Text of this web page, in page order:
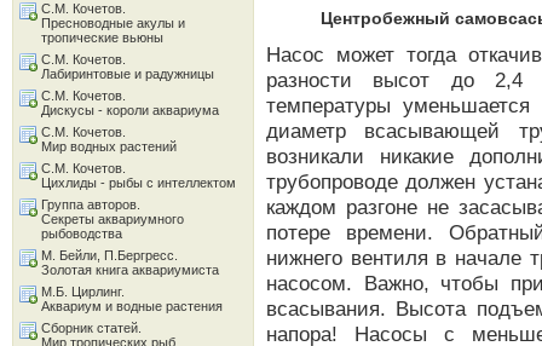
Центробежный
Насос может тогда
разности высот до 2,4
температуры
диаметр всасывающей
возникали никакие
трубопроводе должен
каждом разгоне не
потере времени.
нижнего вентиля в начале
насосом. Важно, чтобы
всасывания. Высота
напора! Насосы с
С.М. Кочетов.
Пресноводные акулы и
тропические вьюны
С.М. Кочетов.
Лабиринтовые и радужницы
С.М. Кочетов.
Дискусы - короли аквариума
С.М. Кочетов.
Мир водных растений
С.М. Кочетов.
Цихлиды - рыбы с интеллектом
Группа авторов.
Секреты аквариумного
рыбоводства
М. Бейли, П.Бергресс.
Золотая книга аквариумиста
М.Б. Цирлинг.
Аквариум и водные растения
Сборник статей.
Мир тропических рыб